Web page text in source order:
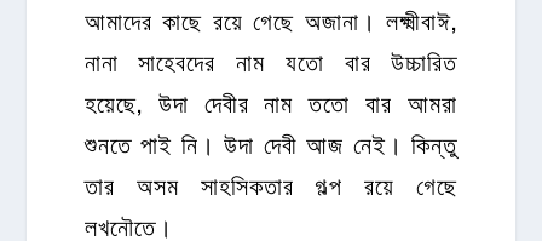
আমাদের কাছে রয়ে গেছে অজানা। লক্ষ্মীবাঈ,
নানা সাহেবদের নাম যতো বার উচ্চারিত
হয়েছে, উদা দেবীর নাম ততো বার আমরা
শুনতে পাই নি। উদা দেবী আজ নেই। কিন্তু
তার অসম সাহসিকতার গল্প রয়ে গেছে
লখনৌতে।